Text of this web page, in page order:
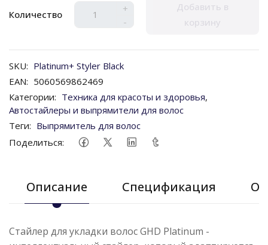
Количество
+
-
Добавить в
корзину
SKU: Platinum+ Styler Black
EAN: 5060569862469
Категории: Техника для красоты и здоровья,
Автостайлеры и выпрямители для волос
Теги: Выпрямитель для волос
Поделиться:
Описание Спецификация
Стайлер для укладки волос GHD Platinum -